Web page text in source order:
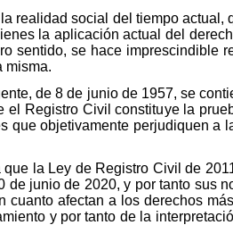
realidad social del tiempo
la aplicación actual del
sentido, se hace imprescindible
misma.
de 8 de junio de 1957, se
Registro Civil constituye la
que objetivamente perjudiquen a
la Ley de Registro Civil de
junio de 2020, y por tanto sus
afectan a los derechos
y por tanto de la